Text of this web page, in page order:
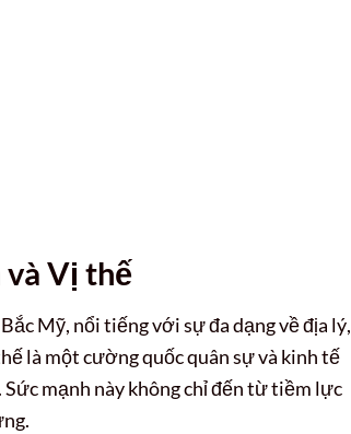
Vị thế
Mỹ, nổi tiếng với sự đa dạng về địa lý,
là một cường quốc quân sự và kinh tế
mạnh này không chỉ đến từ tiềm lực